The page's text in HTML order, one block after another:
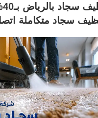
سجاد متكاملة اتصل